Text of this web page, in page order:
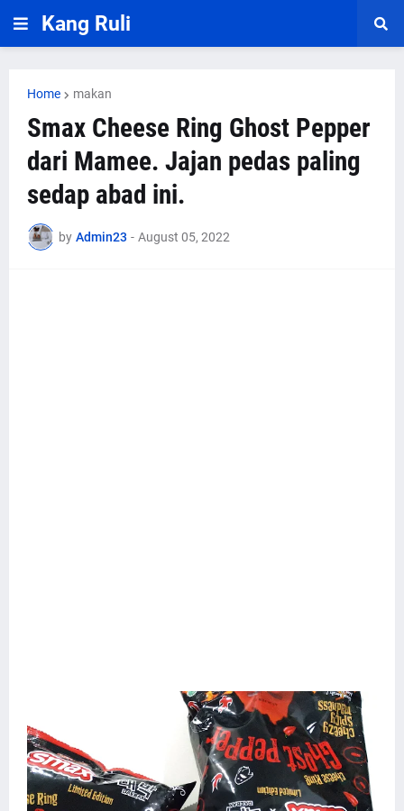
Kang Ruli
Home makan
Smax Cheese Ring Ghost Pepper
dari Mamee. Jajan pedas paling
sedap abad ini.
by Admin23 - August 05, 2022